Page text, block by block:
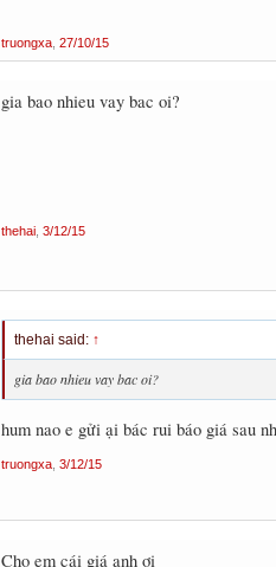
truongxa 27/10/15
gia bao nhieu vay bac oi?
thehai 3/12/15
thehai said: ↑
gia bao nhieu vay bac oi?
hum nao e gửi ại bác rui báo giá sau
truongxa 3/12/15
Cho em cái giá anh ơi